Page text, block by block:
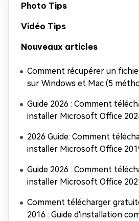
Photo Tips
Vidéo Tips
Nouveaux articles
Comment récupérer un
sur Windows et Mac (5
Guide 2026 : Comment
installer Microsoft Office
2026 Guide: Comment
installer Microsoft Office
Guide 2026 : Comment
installer Microsoft Office
Comment télécharger
2016 : Guide d'installation